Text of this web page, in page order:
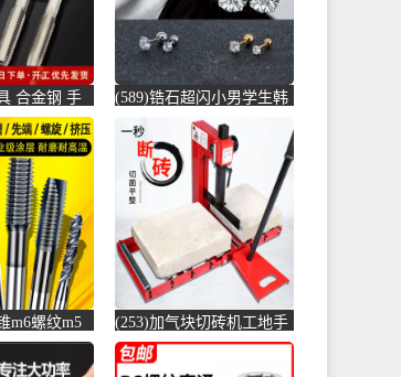
合金钢 手
工具攻丝丝
钢(上匠工具
元)
(589)锆石超闪小男学生韩
版耳骨钉钛钢养耳棒防过
敏圆珠女儿-圆棒钢(正中
间旗舰店仅售5.6元)
m6螺纹m5
丝攻m10不
五金旗舰
(253)加气块切砖机工地手
动轻质砖压砖机带钢尺水
泥砖泡沫砖-水泥切割机